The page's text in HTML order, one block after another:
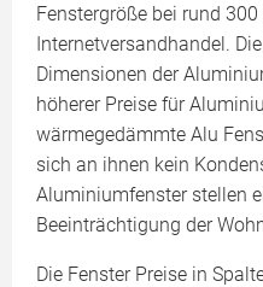
Fenstergröße bei rund
Internetversandhandel.
Dimensionen der
höherer Preise für
wärmegedämmte Alu
sich an ihnen kein
Aluminiumfenster stellen
Beeinträchtigung der
Die Fenster Preise in